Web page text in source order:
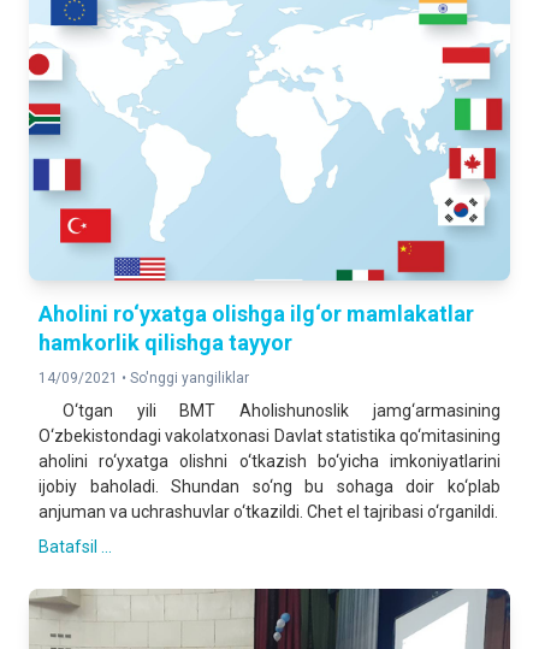
Aholini ro‘yxatga olishga ilg‘or mamlakatlar
hamkorlik qilishga tayyor
14/09/2021 • So'nggi yangiliklar
O‘tgan yili BMT Aholishunoslik jamg‘armasining
O‘zbekistondagi vakolatxonasi Davlat statistika qo‘mitasining
aholini ro‘yxatga olishni o‘tkazish bo‘yicha imkoniyatlarini
ijobiy baholadi. Shundan so‘ng bu sohaga doir ko‘plab
anjuman va uchrashuvlar o‘tkazildi. Chet el tajribasi o‘rganildi.
Batafsil ...